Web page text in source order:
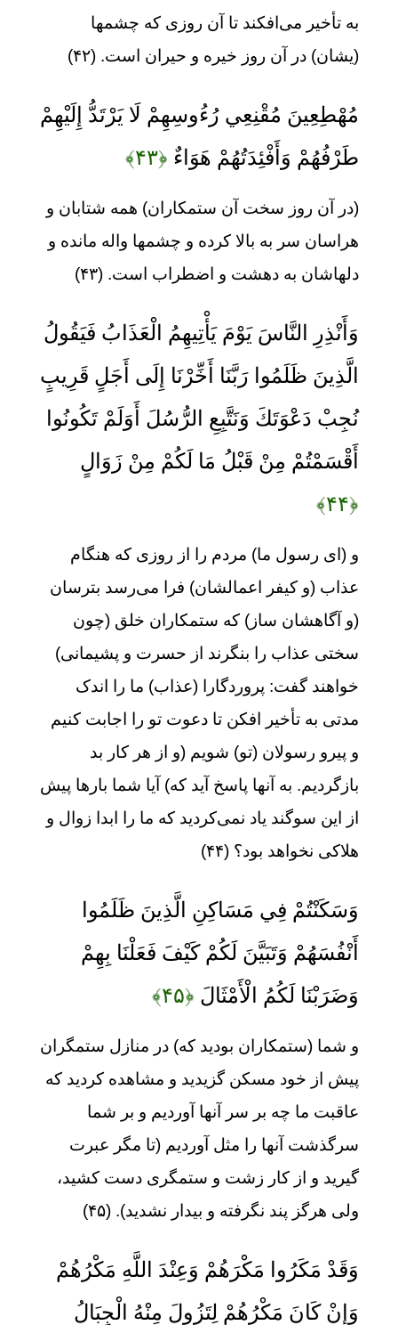
به تأخیر می‌افکند تا آن روزی که چشمها
(یشان) در آن روز خیره و حیران است. (۴۲)
مُهْطِعِينَ مُقْنِعِي رُءُوسِهِمْ لَا يَرْتَدُّ إِلَيْهِمْ
طَرْفُهُمْ وَأَفْئِدَتُهُمْ هَوَاءٌ ﴿۴۳﴾
(در آن روز سخت آن ستمکاران) همه شتابان و
هراسان سر به بالا کرده و چشمها واله مانده و
دلهاشان به دهشت و اضطراب است. (۴۳)
وَأَنْذِرِ النَّاسَ يَوْمَ يَأْتِيهِمُ الْعَذَابُ فَيَقُولُ
الَّذِينَ ظَلَمُوا رَبَّنَا أَخِّرْنَا إِلَى أَجَلٍ قَرِيبٍ
نُجِبْ دَعْوَتَكَ وَنَتَّبِعِ الرُّسُلَ أَوَلَمْ تَكُونُوا
أَقْسَمْتُمْ مِنْ قَبْلُ مَا لَكُمْ مِنْ زَوَالٍ
﴿۴۴﴾
و (ای رسول ما) مردم را از روزی که هنگام
عذاب (و کیفر اعمالشان) فرا می‌رسد بترسان
(و آگاهشان ساز) که ستمکاران خلق (چون
سختی عذاب را بنگرند از حسرت و پشیمانی)
خواهند گفت: پروردگارا (عذاب) ما را اندک
مدتی به تأخیر افکن تا دعوت تو را اجابت کنیم
و پیرو رسولان (تو) شویم (و از هر کار بد
بازگردیم. به آنها پاسخ آید که) آیا شما بارها پیش
از این سوگند یاد نمی‌کردید که ما را ابدا زوال و
هلاکی نخواهد بود؟ (۴۴)
وَسَكَنْتُمْ فِي مَسَاكِنِ الَّذِينَ ظَلَمُوا
أَنْفُسَهُمْ وَتَبَيَّنَ لَكُمْ كَيْفَ فَعَلْنَا بِهِمْ
وَضَرَبْنَا لَكُمُ الْأَمْثَالَ ﴿۴۵﴾
و شما (ستمکاران بودید که) در منازل ستمگران
پیش از خود مسکن گزیدید و مشاهده کردید که
عاقبت ما چه بر سر آنها آوردیم و بر شما
سرگذشت آنها را مثل آوردیم (تا مگر عبرت
گیرید و از کار زشت و ستمگری دست کشید،
ولی هرگز پند نگرفته و بیدار نشدید). (۴۵)
وَقَدْ مَكَرُوا مَكْرَهُمْ وَعِنْدَ اللَّهِ مَكْرُهُمْ
وَإِنْ كَانَ مَكْرُهُمْ لِتَزُولَ مِنْهُ الْجِبَالُ